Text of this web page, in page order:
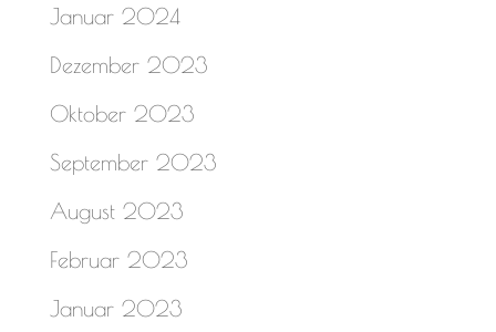
Januar 2024
Dezember 2023
Oktober 2023
September 2023
August 2023
Februar 2023
Januar 2023